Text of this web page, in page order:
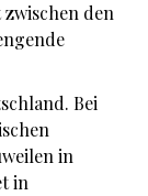
den
Bei
in
in